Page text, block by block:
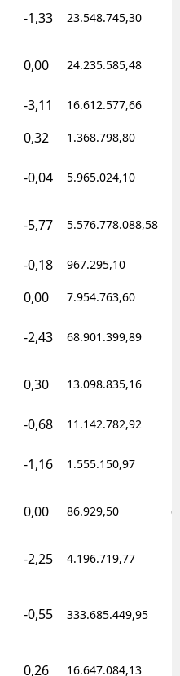
-1,33 23.548.745,30
0,00 24.235.585,48
-3,11 16.612.577,66
0,32 1.368.798,80
-0,04 5.965.024,10
-5,77 5.576.778.088,58
-0,18 967.295,10
0,00 7.954.763,60
-2,43 68.901.399,89
0,30 13.098.835,16
-0,68 11.142.782,92
-1,16 1.555.150,97
0,00 86.929,50
-2,25 4.196.719,77
-0,55 333.685.449,95
0,26 16.647.084,13